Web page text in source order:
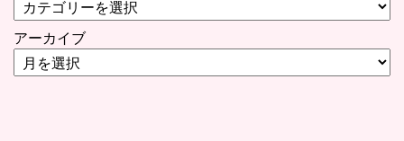
アーカイブ